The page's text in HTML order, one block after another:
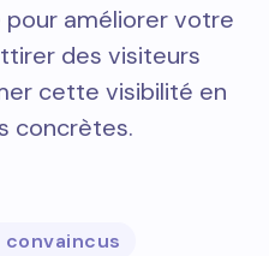
améliorer votre
des visiteurs
cette visibilité en
concrètes.